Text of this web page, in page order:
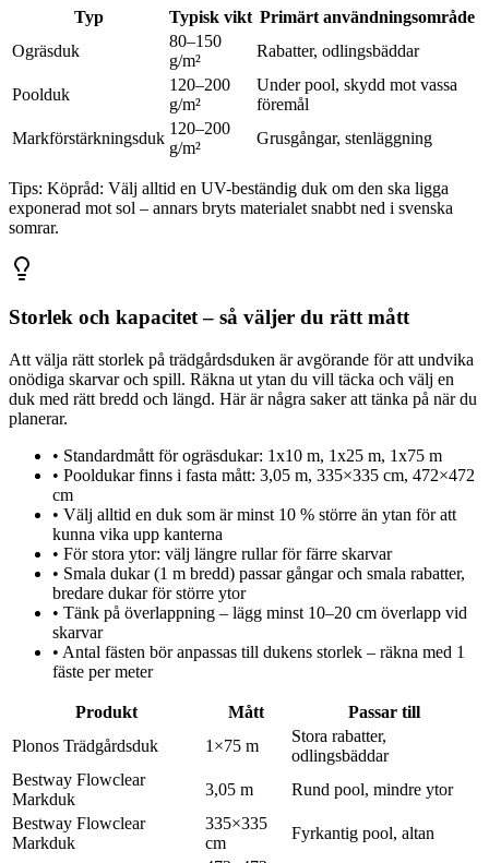
Typ Typisk vikt Primärt användningsområde
Ogräsduk
80–150
g/m²
Rabatter, odlingsbäddar
Poolduk
120–200
g/m²
Under pool, skydd mot vassa
föremål
Markförstärkningsduk
120–200
g/m²
Grusgångar, stenläggning
Tips: Köpråd: Välj alltid en UV-beständig duk om den ska ligga
exponerad mot sol – annars bryts materialet snabbt ned i svenska
somrar.
Storlek och kapacitet – så väljer du rätt mått
Att välja rätt storlek på trädgårdsduken är avgörande för att undvika
onödiga skarvar och spill. Räkna ut ytan du vill täcka och välj en
duk med rätt bredd och längd. Här är några saker att tänka på när du
planerar.
• Standardmått för ogräsdukar: 1x10 m, 1x25 m, 1x75 m
• Pooldukar finns i fasta mått: 3,05 m, 335×335 cm, 472×472
cm
• Välj alltid en duk som är minst 10 % större än ytan för att
kunna vika upp kanterna
• För stora ytor: välj längre rullar för färre skarvar
• Smala dukar (1 m bredd) passar gångar och smala rabatter,
bredare dukar för större ytor
• Tänk på överlappning – lägg minst 10–20 cm överlapp vid
skarvar
• Antal fästen bör anpassas till dukens storlek – räkna med 1
fäste per meter
Produkt Mått
Passar till
Plonos Trädgårdsduk
1×75 m
Stora rabatter,
odlingsbäddar
Bestway Flowclear
Markduk
3,05 m
Rund pool, mindre ytor
Bestway Flowclear
Markduk
335×335
cm
Fyrkantig pool, altan